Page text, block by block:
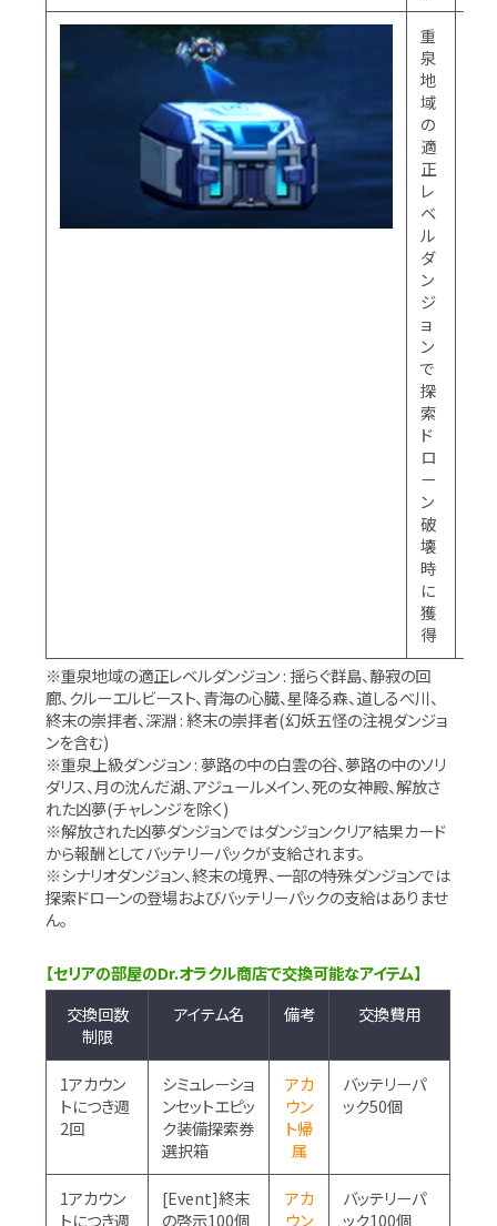
重
泉
地
域
の
適
正
レ
ベ
ル
ダ
ン
ジ
ョ
ン
で
探
索
ド
ロ
ー
ン
破
壊
時
に
獲
得
※重泉地域の適正レベルダンジョン : 揺らぐ群島、静寂の回
廊、クルーエルビースト、青海の心臓、星降る森、道しるべ川、
終末の崇拝者、深淵 : 終末の崇拝者(幻妖五怪の注視ダンジョ
ンを含む)
※重泉上級ダンジョン : 夢路の中の白雲の谷、夢路の中のソリ
ダリス、月の沈んだ湖、アジュールメイン、死の女神殿、解放さ
れた凶夢(チャレンジを除く)
※解放された凶夢ダンジョンではダンジョンクリア結果カード
から報酬としてバッテリーパックが支給されます。
※シナリオダンジョン、終末の境界、一部の特殊ダンジョンでは
探索ドローンの登場およびバッテリーパックの支給はありませ
ん。
【セリアの部屋のDr.オラクル商店で交換可能なアイテム】
交換回数
制限
アイテム名 備考 交換費用
1アカウン
トにつき週
2回
シミュレーショ
ンセットエピッ
ク装備探索券
選択箱
アカ
ウン
ト帰
属
バッテリーパ
ック50個
1アカウン
トにつき週
[Event]終末
の啓示100個
アカ
ウン
バッテリーパ
ック100個